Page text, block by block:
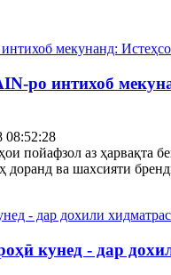
ро интихоб
08:52:28
пойафзол аз ҳарвақта
доранд ва шахсияти
кунед - дар